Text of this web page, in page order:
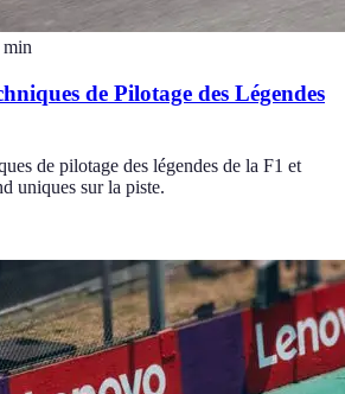
min
de Pilotage des Légendes
de pilotage des légendes de la F1 et
uniques sur la piste.